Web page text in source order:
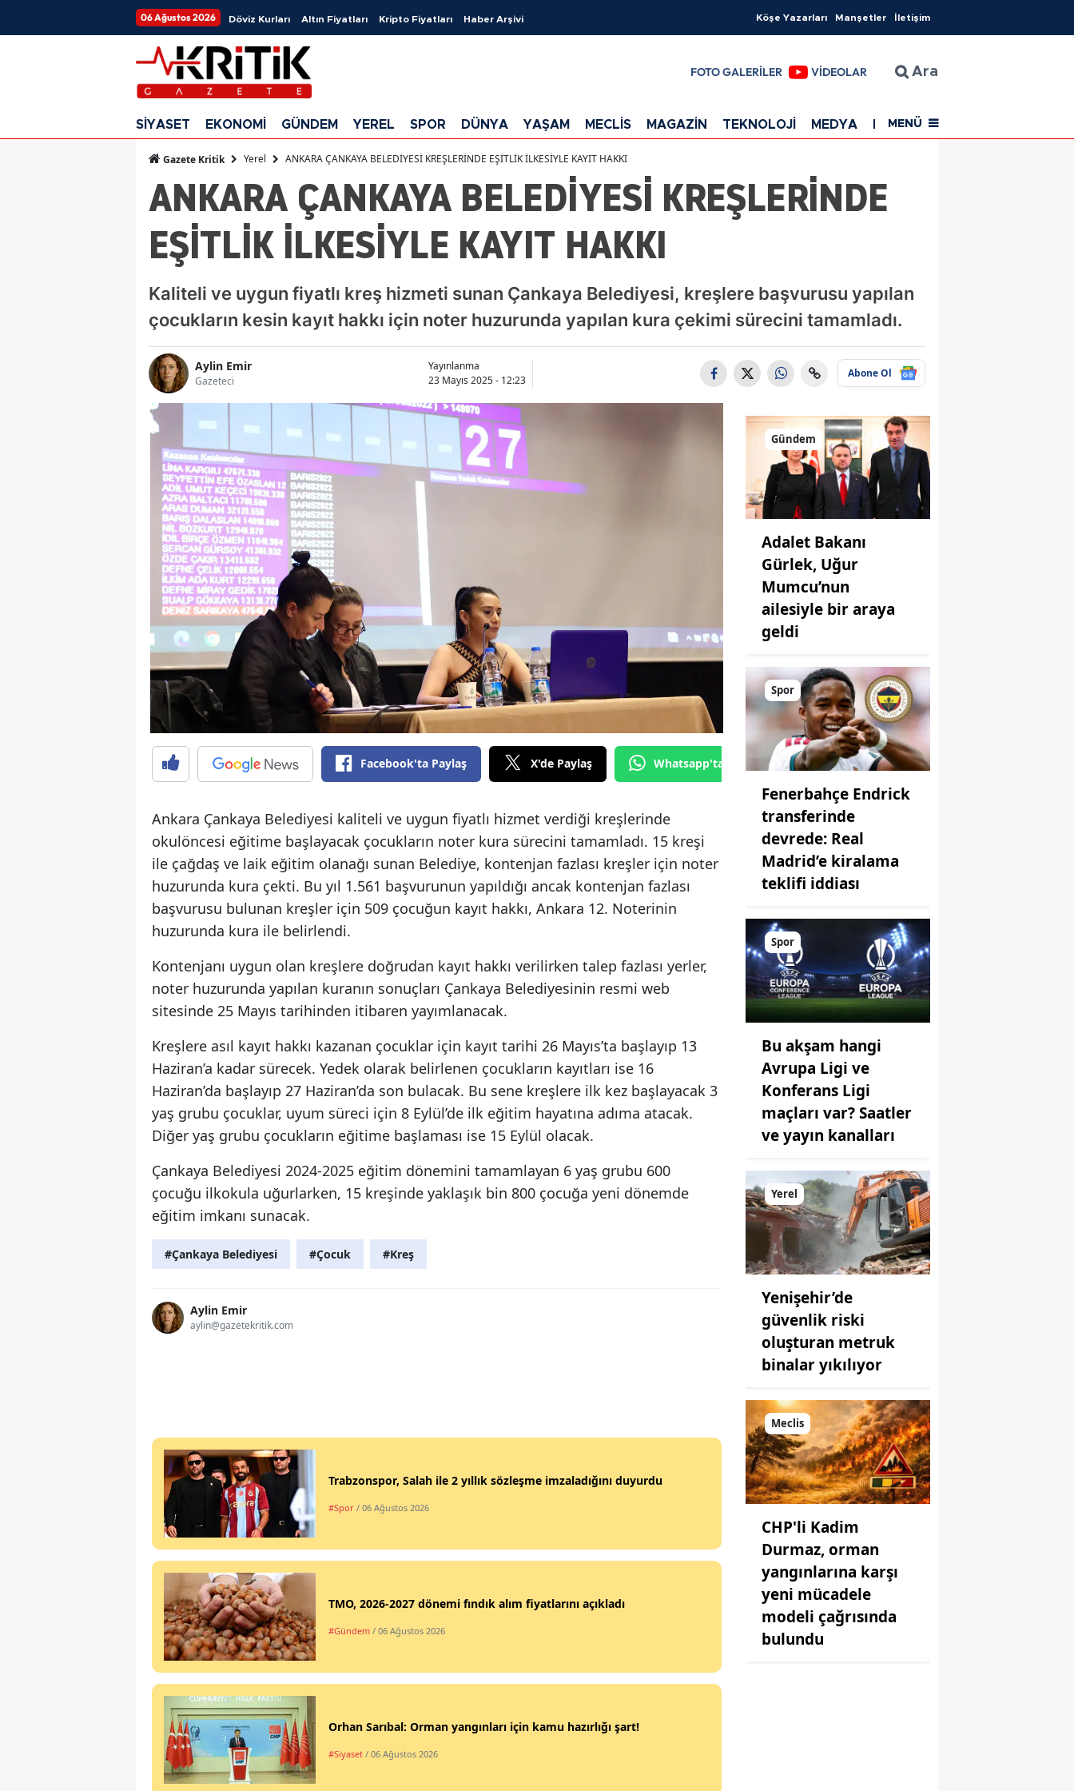
06 Ağustos 2026 Döviz Kurları Altın Fiyatları Kripto Fiyatları Haber Arşivi Köşe Yazarları Manşetler İletişim
FOTO GALERİLER VİDEOLAR Ara
SİYASET EKONOMİ GÜNDEM YEREL SPOR DÜNYA YAŞAM MECLİS MAGAZİN TEKNOLOJİ MEDYA EĞİTİM SAĞLIK
MENÜ
Gazete Kritik Yerel ANKARA ÇANKAYA BELEDİYESİ KREŞLERİNDE EŞİTLİK İLKESİYLE KAYIT HAKKI
ANKARA ÇANKAYA BELEDİYESİ KREŞLERİNDE
EŞİTLİK İLKESİYLE KAYIT HAKKI
Kaliteli ve uygun fiyatlı kreş hizmeti sunan Çankaya Belediyesi, kreşlere başvurusu yapılan
çocukların kesin kayıt hakkı için noter huzurunda yapılan kura çekimi sürecini tamamladı.
Aylin Emir
Gazeteci
Yayınlanma
23 Mayıs 2025 - 12:23
Abone Ol
Facebook'ta Paylaş X'de Paylaş Whatsapp'tan Gönder
Ankara Çankaya Belediyesi kaliteli ve uygun fiyatlı hizmet verdiği kreşlerinde
okulöncesi eğitime başlayacak çocukların noter kura sürecini tamamladı. 15 kreşi
ile çağdaş ve laik eğitim olanağı sunan Belediye, kontenjan fazlası kreşler için noter
huzurunda kura çekti. Bu yıl 1.561 başvurunun yapıldığı ancak kontenjan fazlası
başvurusu bulunan kreşler için 509 çocuğun kayıt hakkı, Ankara 12. Noterinin
huzurunda kura ile belirlendi.
Kontenjanı uygun olan kreşlere doğrudan kayıt hakkı verilirken talep fazlası yerler,
noter huzurunda yapılan kuranın sonuçları Çankaya Belediyesinin resmi web
sitesinde 25 Mayıs tarihinden itibaren yayımlanacak.
Kreşlere asıl kayıt hakkı kazanan çocuklar için kayıt tarihi 26 Mayıs’ta başlayıp 13
Haziran’a kadar sürecek. Yedek olarak belirlenen çocukların kayıtları ise 16
Haziran’da başlayıp 27 Haziran’da son bulacak. Bu sene kreşlere ilk kez başlayacak 3
yaş grubu çocuklar, uyum süreci için 8 Eylül’de ilk eğitim hayatına adıma atacak.
Diğer yaş grubu çocukların eğitime başlaması ise 15 Eylül olacak.
Çankaya Belediyesi 2024-2025 eğitim dönemini tamamlayan 6 yaş grubu 600
çocuğu ilkokula uğurlarken, 15 kreşinde yaklaşık bin 800 çocuğa yeni dönemde
eğitim imkanı sunacak.
#Çankaya Belediyesi #Çocuk #Kreş
Aylin Emir
aylin@gazetekritik.com
Trabzonspor, Salah ile 2 yıllık sözleşme imzaladığını duyurdu
#Spor / 06 Ağustos 2026
TMO, 2026-2027 dönemi fındık alım fiyatlarını açıkladı
#Gündem / 06 Ağustos 2026
Orhan Sarıbal: Orman yangınları için kamu hazırlığı şart!
#Siyaset / 06 Ağustos 2026
Gündem
Adalet Bakanı
Gürlek, Uğur
Mumcu’nun
ailesiyle bir araya
geldi
Spor
Fenerbahçe Endrick
transferinde
devrede: Real
Madrid’e kiralama
teklifi iddiası
Spor
Bu akşam hangi
Avrupa Ligi ve
Konferans Ligi
maçları var? Saatler
ve yayın kanalları
Yerel
Yenişehir’de
güvenlik riski
oluşturan metruk
binalar yıkılıyor
Meclis
CHP'li Kadim
Durmaz, orman
yangınlarına karşı
yeni mücadele
modeli çağrısında
bulundu